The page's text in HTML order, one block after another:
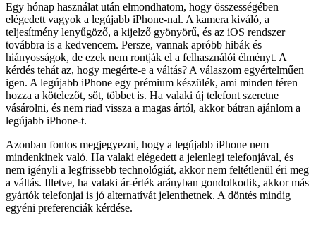
Egy hónap használat után elmondhatom, hogy összességében
elégedett vagyok a legújabb iPhone-nal. A kamera kiváló, a
teljesítmény lenyűgöző, a kijelző gyönyörű, és az iOS rendszer
továbbra is a kedvencem. Persze, vannak apróbb hibák és
hiányosságok, de ezek nem rontják el a felhasználói élményt. A
kérdés tehát az, hogy megérte-e a váltás? A válaszom egyértelműen
igen. A legújabb iPhone egy prémium készülék, ami minden téren
hozza a kötelezőt, sőt, többet is. Ha valaki új telefont szeretne
vásárolni, és nem riad vissza a magas ártól, akkor bátran ajánlom a
legújabb iPhone-t.
Azonban fontos megjegyezni, hogy a legújabb iPhone nem
mindenkinek való. Ha valaki elégedett a jelenlegi telefonjával, és
nem igényli a legfrissebb technológiát, akkor nem feltétlenül éri meg
a váltás. Illetve, ha valaki ár-érték arányban gondolkodik, akkor más
gyártók telefonjai is jó alternatívát jelenthetnek. A döntés mindig
egyéni preferenciák kérdése.